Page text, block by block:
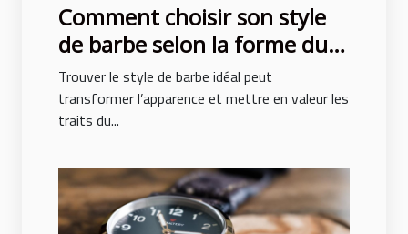
Comment choisir son style
de barbe selon la forme du
visage ?
Trouver le style de barbe idéal peut
transformer l’apparence et mettre en valeur les
traits du...